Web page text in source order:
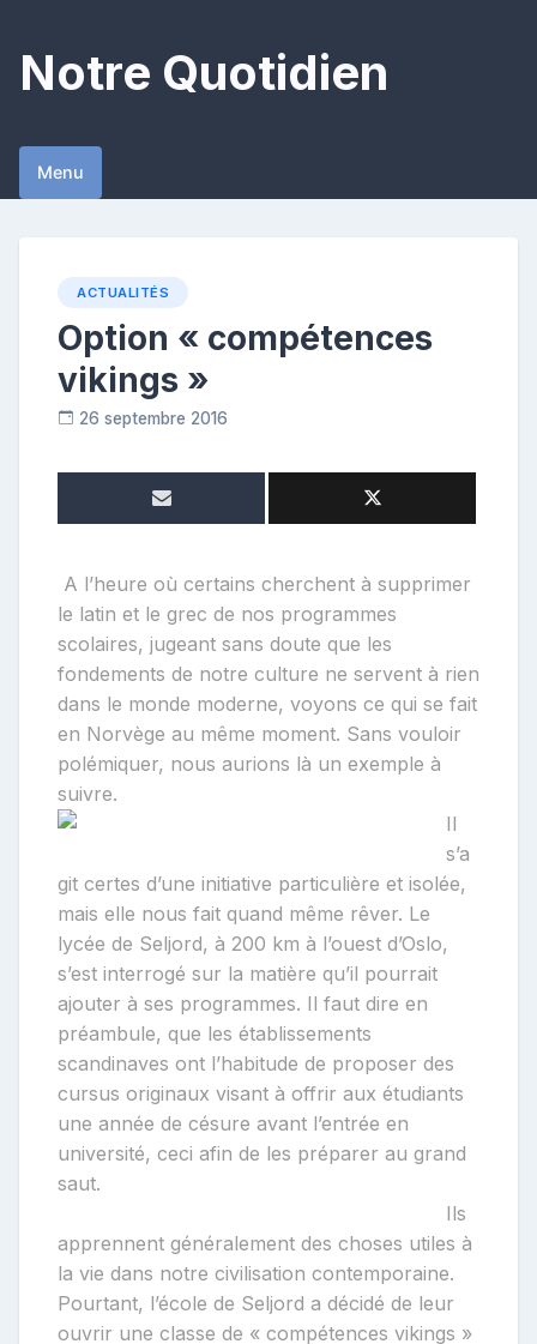
content
Notre Quotidien
Menu
ACTUALITÉS
Option « compétences
vikings »
26 septembre 2016
o
b
u
t
e
A l’heure où certains cherchent à supprimer
le latin et le grec de nos programmes
scolaires, jugeant sans doute que les
fondements de notre culture ne servent à rien
dans le monde moderne, voyons ce qui se fait
en Norvège au même moment. Sans vouloir
polémiquer, nous aurions là un exemple à
suivre.
Il
s’a
git certes d’une initiative particulière et isolée,
mais elle nous fait quand même rêver. Le
lycée de Seljord, à 200 km à l’ouest d’Oslo,
s’est interrogé sur la matière qu’il pourrait
ajouter à ses programmes. Il faut dire en
préambule, que les établissements
scandinaves ont l’habitude de proposer des
cursus originaux visant à offrir aux étudiants
une année de césure avant l’entrée en
université, ceci afin de les préparer au grand
saut.
Ils
apprennent généralement des choses utiles à
la vie dans notre civilisation contemporaine.
Pourtant, l’école de Seljord a décidé de leur
ouvrir une classe de « compétences vikings »